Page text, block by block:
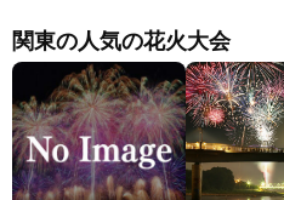
ースLiVEアフタヌーン・青
原桃香／本田竜也〉
関東の人気の花火大会